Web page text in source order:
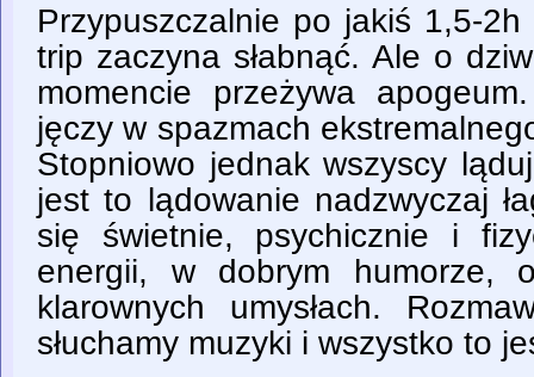
Przypuszczalnie po jakiś 1,5-
trip zaczyna słabnąć. Ale o
momencie przeżywa
jęczy w spazmach
Stopniowo jednak wszyscy
jest to lądowanie nadzwyczaj
się świetnie, psychicznie i
energii, w dobrym humorze,
klarownych umysłach.
słuchamy muzyki i wszystko to